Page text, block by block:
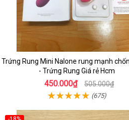
Trứng Rung Mini Nalone rung mạnh
- Trứng Rung Giá rẻ Hcm
450.000₫ 505.000₫
(675)